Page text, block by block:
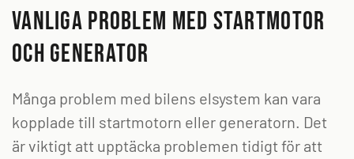
Vanliga problem med startmotor
och generator
Många problem med bilens elsystem kan vara
kopplade till startmotorn eller generatorn. Det
är viktigt att upptäcka problemen tidigt för att